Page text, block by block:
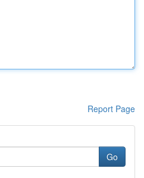
Report Page
Go